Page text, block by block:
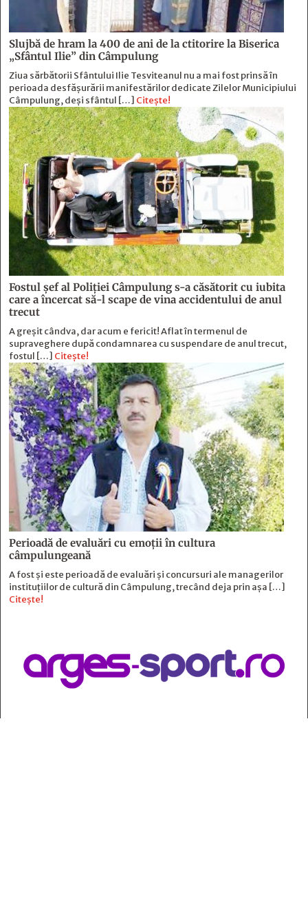
Slujbă de hram la 400 de ani de la ctitorire la Biserica
„Sfântul Ilie” din Câmpulung
Ziua sărbătorii Sfântului Ilie Tesviteanul nu a mai fost prinsă în
perioada desfășurării manifestărilor dedicate Zilelor Municipiului
Câmpulung, deși sfântul […] Citește!
Fostul şef al Poliţiei Câmpulung s-a căsătorit cu iubita
care a încercat să-l scape de vina accidentului de anul
trecut
A greșit cândva, dar acum e fericit! Aflat în termenul de
supraveghere după condamnarea cu suspendare de anul trecut,
fostul […] Citește!
Perioadă de evaluări cu emoţii în cultura
câmpulungeană
A fost și este perioadă de evaluări și concursuri ale managerilor
instituțiilor de cultură din Câmpulung, trecând deja prin așa […]
Citește!